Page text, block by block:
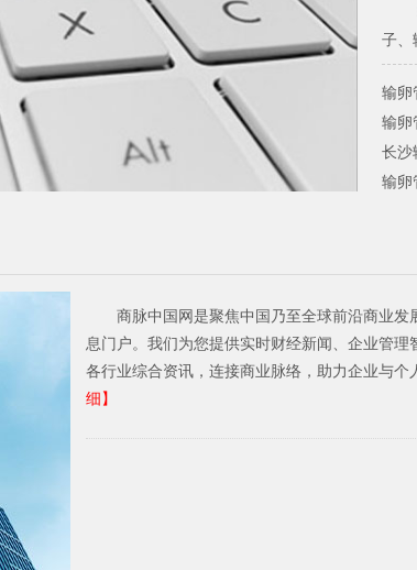
子、
输卵
输卵
长沙
输卵
商脉中国网是聚焦中国乃至全球前沿商业发
息门户。我们为您提供实时财经新闻、企业管理
各行业综合资讯，连接商业脉络，助力企业与个
细】